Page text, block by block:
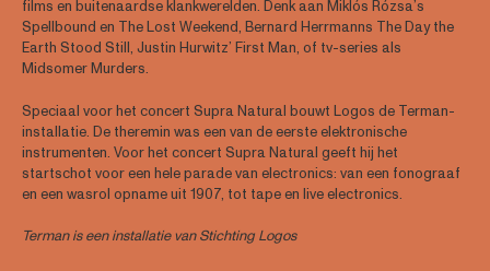
films en buitenaardse klankwerelden. Denk aan Miklós Rózsa’s
Spellbound en The Lost Weekend, Bernard Herrmanns The Day the
Earth Stood Still, Justin Hurwitz’ First Man, of tv-series als
Midsomer Murders.
Speciaal voor het concert Supra Natural bouwt Logos de Terman-
installatie. De theremin was een van de eerste elektronische
instrumenten. Voor het concert Supra Natural geeft hij het
startschot voor een hele parade van electronics: van een fonograaf
en een wasrol opname uit 1907, tot tape en live electronics.
Terman is een installatie van Stichting Logos